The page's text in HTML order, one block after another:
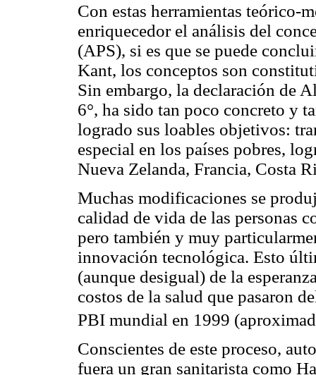
Con estas herramientas teórico-
enriquecedor el análisis del
(APS), si es que se puede
Kant, los conceptos son
Sin embargo, la declaración de
6°, ha sido tan poco concreto y
logrado sus loables objetivos:
especial en los países pobres,
Nueva Zelanda, Francia, Costa
Muchas modificaciones se
calidad de vida de las personas
pero también y muy
innovación tecnológica. Esto
(aunque desigual) de la
costos de la salud que pasaron
PBI mundial en 1999
Conscientes de este proceso,
fuera un gran sanitarista como